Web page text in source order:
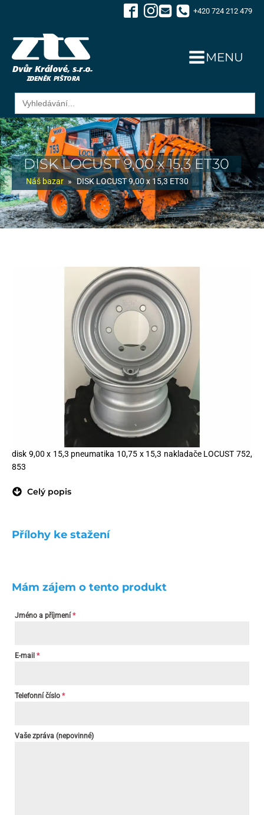
+420 724 212 479
MENU
Search
for:
DISK LOCUST 9,00 x 15,3 ET30
Náš bazar » DISK LOCUST 9,00 x 15,3 ET30
disk 9,00 x 15,3 pneumatika 10,75 x 15,3 nakladače LOCUST 752,
853
Celý popis
Přílohy ke stažení
Mám zájem o tento produkt
Jméno a příjmení *
E-mail *
Telefonní číslo *
Vaše zpráva (nepovinné)